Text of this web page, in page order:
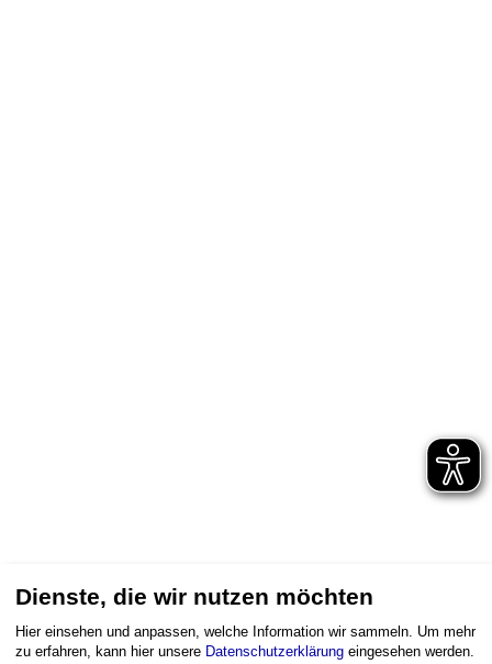
Dienste, die wir nutzen möchten
Hier einsehen und anpassen, welche Information wir sammeln. Um mehr
zu erfahren, kann hier unsere Datenschutzerklärung eingesehen werden.